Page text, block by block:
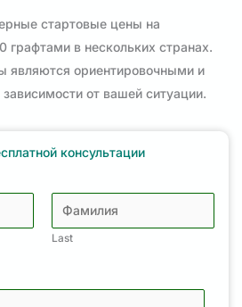
стартовые цены на
графтами в нескольких странах.
являются ориентировочными и
от вашей ситуации.
консультации
Last